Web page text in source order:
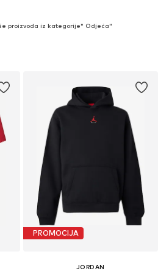
proizvoda iz kategorije" Odjeća"
PROMOCIJA
JORDAN